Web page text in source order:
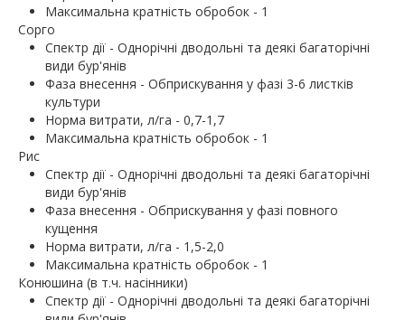
Максимальна кратність обробок - 1
Сорго
Спектр дії - Однорічні дводольні та деякі багаторічні
види бур'янів
Фаза внесення - Обприскування у фазі 3-6 листків
культури
Норма витрати, л/га - 0,7-1,7
Максимальна кратність обробок - 1
Рис
Спектр дії - Однорічні дводольні та деякі багаторічні
види бур'янів
Фаза внесення - Обприскування у фазі повного
кущення
Норма витрати, л/га - 1,5-2,0
Максимальна кратність обробок - 1
Конюшина (в т.ч. насінники)
Спектр дії - Однорічні дводольні та деякі багаторічні